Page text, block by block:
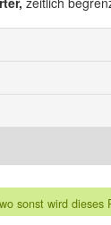
sonst wird dieses